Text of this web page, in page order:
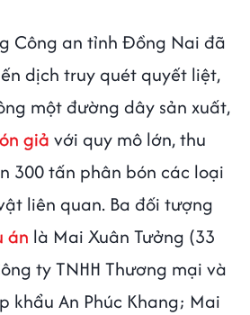
Công an tỉnh Đồng Nai đã
dịch truy quét quyết liệt,
một đường dây sản xuất,
giả với quy mô lớn, thu
300 tấn phân bón các loại
liên quan. Ba đối tượng
án là Mai Xuân Tưởng (33
ty TNHH Thương mại và
khẩu An Phúc Khang; Mai